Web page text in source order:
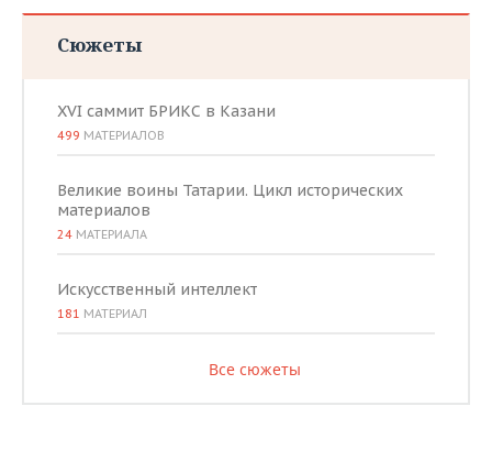
Сюжеты
XVI саммит БРИКС в Казани
499 МАТЕРИАЛОВ
Великие воины Татарии. Цикл исторических
материалов
24 МАТЕРИАЛА
Искусственный интеллект
181 МАТЕРИАЛ
Все сюжеты